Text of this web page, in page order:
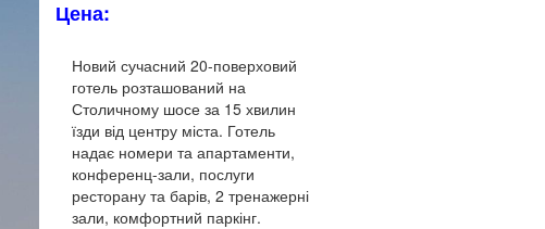
Цена:
Новий сучасний 20-поверховий
готель розташований на
Столичному шосе за 15 хвилин
їзди від центру міста. Готель
надає номери та апартаменти,
конференц-зали, послуги
ресторану та барів, 2 тренажерні
зали, комфортний паркінг.